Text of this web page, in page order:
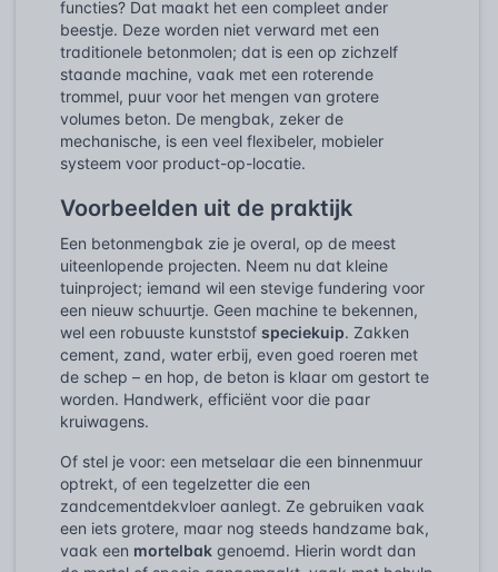
functies? Dat maakt het een compleet ander
beestje. Deze worden niet verward met een
traditionele betonmolen; dat is een op zichzelf
staande machine, vaak met een roterende
trommel, puur voor het mengen van grotere
volumes beton. De mengbak, zeker de
mechanische, is een veel flexibeler, mobieler
systeem voor product-op-locatie.
Voorbeelden uit de praktijk
Een betonmengbak zie je overal, op de meest
uiteenlopende projecten. Neem nu dat kleine
tuinproject; iemand wil een stevige fundering voor
een nieuw schuurtje. Geen machine te bekennen,
wel een robuuste kunststof speciekuip. Zakken
cement, zand, water erbij, even goed roeren met
de schep – en hop, de beton is klaar om gestort te
worden. Handwerk, efficiënt voor die paar
kruiwagens.
Of stel je voor: een metselaar die een binnenmuur
optrekt, of een tegelzetter die een
zandcementdekvloer aanlegt. Ze gebruiken vaak
een iets grotere, maar nog steeds handzame bak,
vaak een mortelbak genoemd. Hierin wordt dan